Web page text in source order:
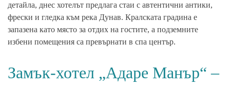
детайла, днес хотелът предлага стаи с автентични антики,
фрески и гледка към река Дунав. Кралската градина е
запазена като място за отдих на гостите, а подземните
избени помещения са превърнати в спа център.
Замък-хотел „Адаре Манър“ –